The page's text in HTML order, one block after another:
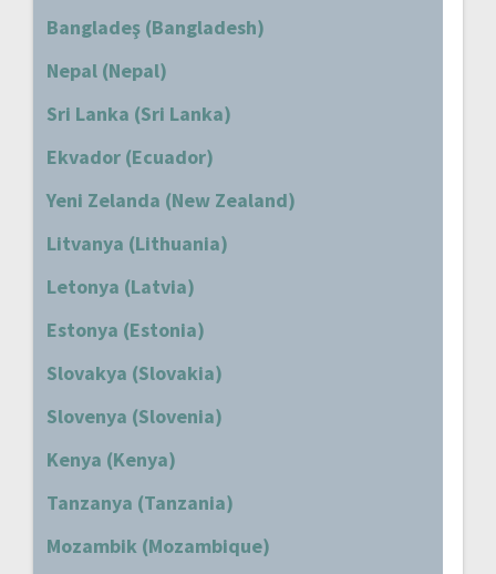
Bangladeş (Bangladesh)
Nepal (Nepal)
Sri Lanka (Sri Lanka)
Ekvador (Ecuador)
Yeni Zelanda (New Zealand)
Litvanya (Lithuania)
Letonya (Latvia)
Estonya (Estonia)
Slovakya (Slovakia)
Slovenya (Slovenia)
Kenya (Kenya)
Tanzanya (Tanzania)
Mozambik (Mozambique)